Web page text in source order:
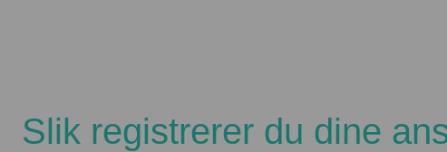
Slik registrerer du dine